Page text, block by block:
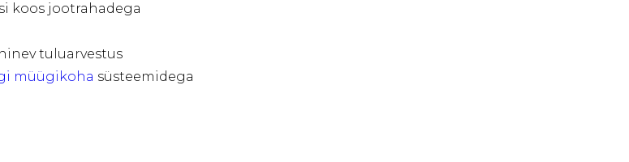
koos jootrahadega
tuluarvestus
müügikoha süsteemidega